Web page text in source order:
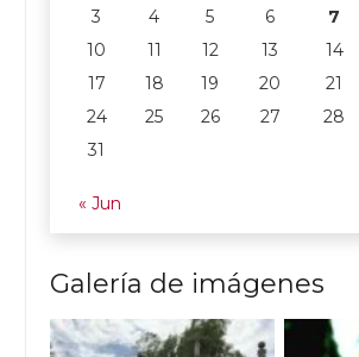
3
4 5 6 7
10
11 12 13 14
17
18 19 20 21
24
25 26 27 28
31
« Jun
Galería de imágenes